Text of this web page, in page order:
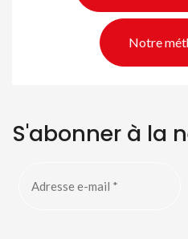
Notre
S'abonner à la